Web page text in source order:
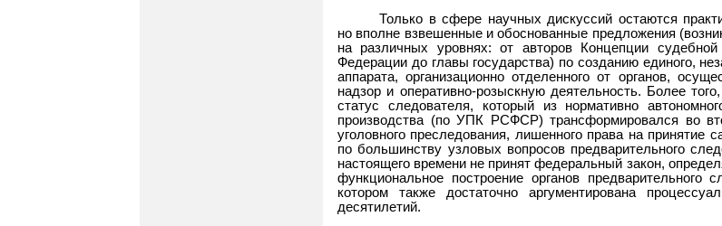
Только в сфере научных дискуссий остаются
но вполне взвешенные и обоснованные предложения
на различных уровнях: от авторов Концепции
Федерации до главы государства) по созданию единого,
аппарата, организационно отделенного от органов,
надзор и оперативно-розыскную деятельность. Более
статус следователя, который из нормативно
производства (по УПК РСФСР) трансформировался во
уголовного преследования, лишенного права на принятие
по большинству узловых вопросов предварительного
настоящего времени не принят федеральный закон,
функциональное построение органов предварительного
котором также достаточно аргументирована
десятилетий.